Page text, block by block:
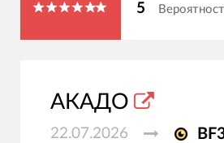
5
АКАДО
22.07.2026